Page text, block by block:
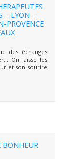
– LYON –
PROVENCE
des échanges
On laisse les
et son sourire
BONHEUR